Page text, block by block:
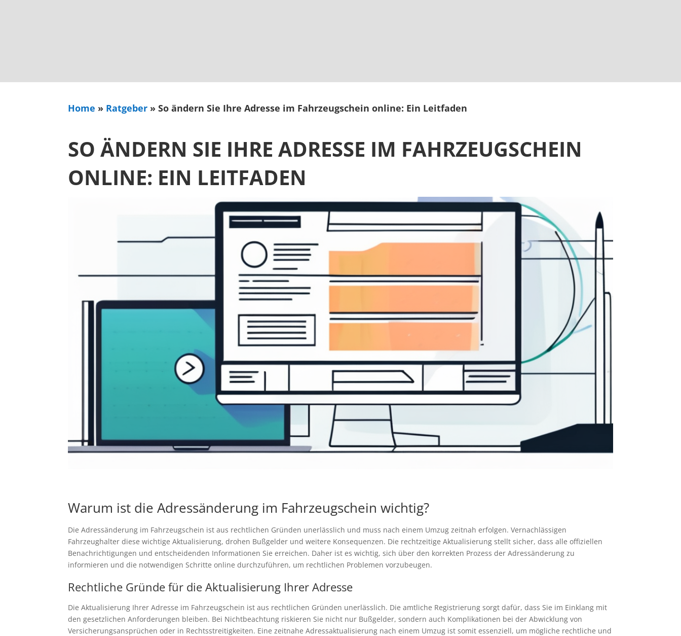
Home » Ratgeber »So ändern Sie Ihre Adresse im Fahrzeugschein online: Ein Leitfaden
SO ÄNDERN SIE IHRE ADRESSE IM FAHRZEUGSCHEIN
ONLINE: EIN LEITFADEN
Warum ist die Adressänderung im Fahrzeugschein wichtig?
Die Adressänderung im Fahrzeugschein ist aus rechtlichen Gründen unerlässlich und muss nach einem Umzug zeitnah erfolgen. Vernachlässigen
Fahrzeughalter diese wichtige Aktualisierung, drohen Bußgelder und weitere Konsequenzen. Die rechtzeitige Aktualisierung stellt sicher, dass alle offiziellen
Benachrichtigungen und entscheidenden Informationen Sie erreichen. Daher ist es wichtig, sich über den korrekten Prozess der Adressänderung zu
informieren und die notwendigen Schritte online durchzuführen, um rechtlichen Problemen vorzubeugen.
Rechtliche Gründe für die Aktualisierung Ihrer Adresse
Die Aktualisierung Ihrer Adresse im Fahrzeugschein ist aus rechtlichen Gründen unerlässlich. Die amtliche Registrierung sorgt dafür, dass Sie im Einklang mit
den gesetzlichen Anforderungen bleiben. Bei Nichtbeachtung riskieren Sie nicht nur Bußgelder, sondern auch Komplikationen bei der Abwicklung von
Versicherungsansprüchen oder in Rechtsstreitigkeiten. Eine zeitnahe Adressaktualisierung nach einem Umzug ist somit essenziell, um mögliche rechtliche und